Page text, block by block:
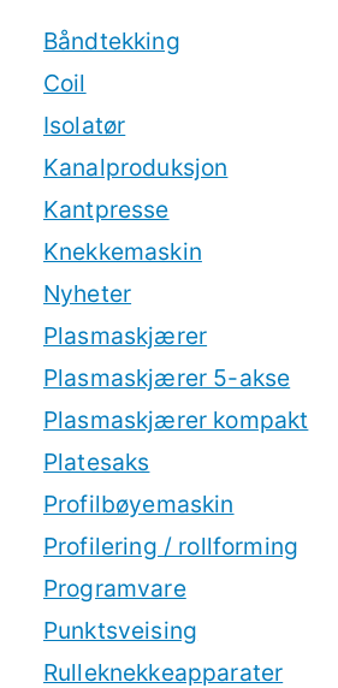
Båndtekking
Coil
Isolatør
Kanalproduksjon
Kantpresse
Knekkemaskin
Nyheter
Plasmaskjærer
Plasmaskjærer 5-akse
Plasmaskjærer kompakt
Platesaks
Profilbøyemaskin
Profilering / rollforming
Programvare
Punktsveising
Rulleknekkeapparater